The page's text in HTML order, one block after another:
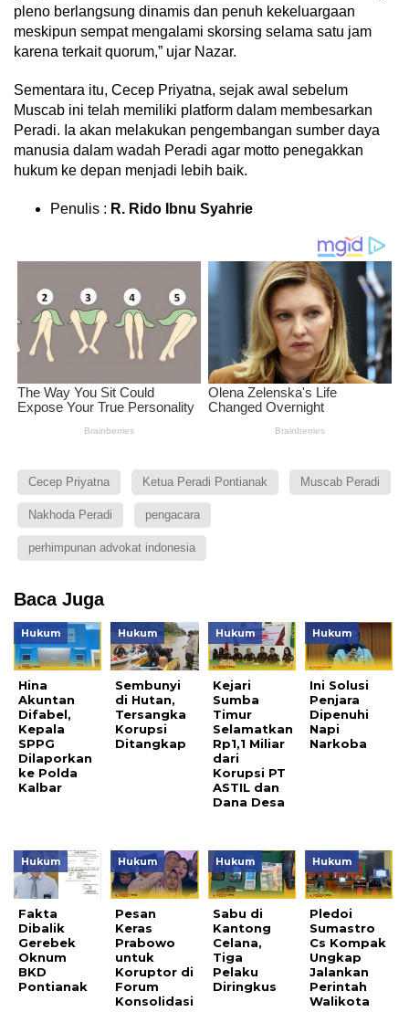
pleno berlangsung dinamis dan penuh kekeluargaan
meskipun sempat mengalami skorsing selama satu jam
karena terkait quorum,” ujar Nazar.
Sementara itu, Cecep Priyatna, sejak awal sebelum
Muscab ini telah memiliki platform dalam membesarkan
Peradi. Ia akan melakukan pengembangan sumber daya
manusia dalam wadah Peradi agar motto penegakkan
hukum ke depan menjadi lebih baik.
Penulis : R. Rido Ibnu Syahrie
Cecep Priyatna Ketua Peradi Pontianak Muscab Peradi
Nakhoda Peradi pengacara
perhimpunan advokat indonesia
Baca Juga
Hukum
Hina
Akuntan
Difabel,
Kepala
SPPG
Dilaporkan
ke Polda
Kalbar
Hukum
Sembunyi
di Hutan,
Tersangka
Korupsi
Ditangkap
Hukum
Kejari
Sumba
Timur
Selamatkan
Rp1,1 Miliar
dari
Korupsi PT
ASTIL dan
Dana Desa
Hukum
Ini Solusi
Penjara
Dipenuhi
Napi
Narkoba
Hukum
Fakta
Dibalik
Gerebek
Oknum
BKD
Pontianak
Hukum
Pesan
Keras
Prabowo
untuk
Koruptor di
Forum
Konsolidasi
Hukum
Sabu di
Kantong
Celana,
Tiga
Pelaku
Diringkus
Hukum
Pledoi
Sumastro
Cs Kompak
Ungkap
Jalankan
Perintah
Walikota